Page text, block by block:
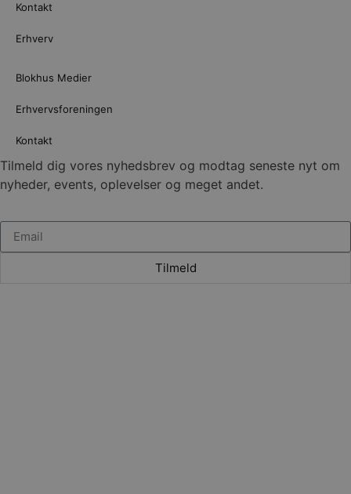
Kontakt
Erhverv
Blokhus Medier
Erhvervsforeningen
Kontakt
Tilmeld dig vores nyhedsbrev og modtag seneste nyt om
nyheder, events, oplevelser og meget andet.
Tilmeld